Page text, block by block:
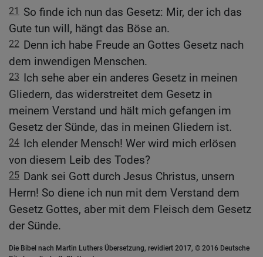
21
So finde ich nun das Gesetz: Mir, der ich das
Gute tun will, hängt das Böse an.
22 Denn ich habe Freude an Gottes Gesetz nach
dem inwendigen Menschen.
23 Ich sehe aber ein anderes Gesetz in meinen
Gliedern, das widerstreitet dem Gesetz in
meinem Verstand und hält mich gefangen im
Gesetz der Sünde, das in meinen Gliedern ist.
24 Ich elender Mensch! Wer wird mich erlösen
von diesem Leib des Todes?
25 Dank sei Gott durch Jesus Christus, unsern
Herrn! So diene ich nun mit dem Verstand dem
Gesetz Gottes, aber mit dem Fleisch dem Gesetz
der Sünde.
Die Bibel nach Martin Luthers Übersetzung, revidiert 2017, © 2016 Deutsche